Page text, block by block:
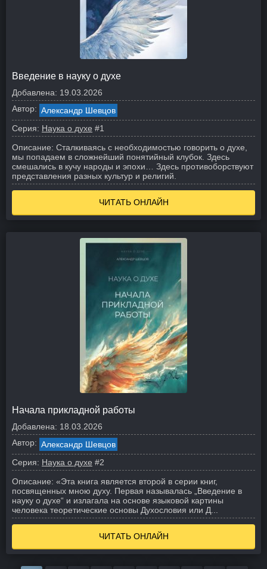
Введение в науку о духе
Добавлена: 19.03.2026
Автор: Александр Шевцов
Серия: Наука о духе #1
Описание: Сталкиваясь с необходимостью говорить о духе,
мы попадаем в сложнейший понятийный клубок. Здесь
смешались в кучу народы и эпохи… Здесь противоборствуют
представления разных культур и религий.
ЧИТАТЬ ОНЛАЙН
Начала прикладной работы
Добавлена: 18.03.2026
Автор: Александр Шевцов
Серия: Наука о духе #2
Описание: «Эта книга является второй в серии книг,
посвященных мною духу. Первая называлась „Введение в
науку о духе“ и излагала на основе языковой картины
человека теоретические основы Духословия или Д...
ЧИТАТЬ ОНЛАЙН